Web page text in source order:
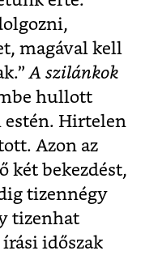
magával kell
A szilánkok
hullott
Hirtelen
Azon az
két bekezdést,
tizennégy
tizenhat
időszak